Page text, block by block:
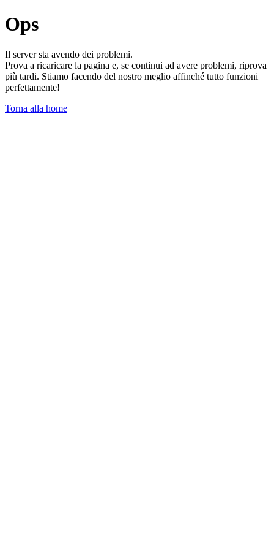
Ops
Il server sta avendo dei problemi.
Prova a ricaricare la pagina e, se continui ad avere problemi, riprova
più tardi. Stiamo facendo del nostro meglio affinché tutto funzioni
perfettamente!
Torna alla home